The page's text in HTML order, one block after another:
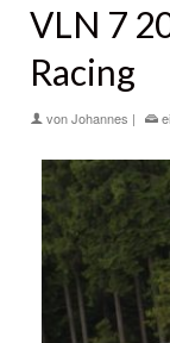
VLN 7
Racing
vonJohannes |